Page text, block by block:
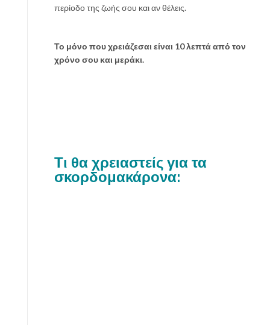
περίοδο της ζωής σου και αν θέλεις.
Το μόνο που χρειάζεσαι είναι 10 λεπτά από τον
χρόνο σου και μεράκι.
Τι θα χρειαστείς για τα
σκορδομακάρονα: